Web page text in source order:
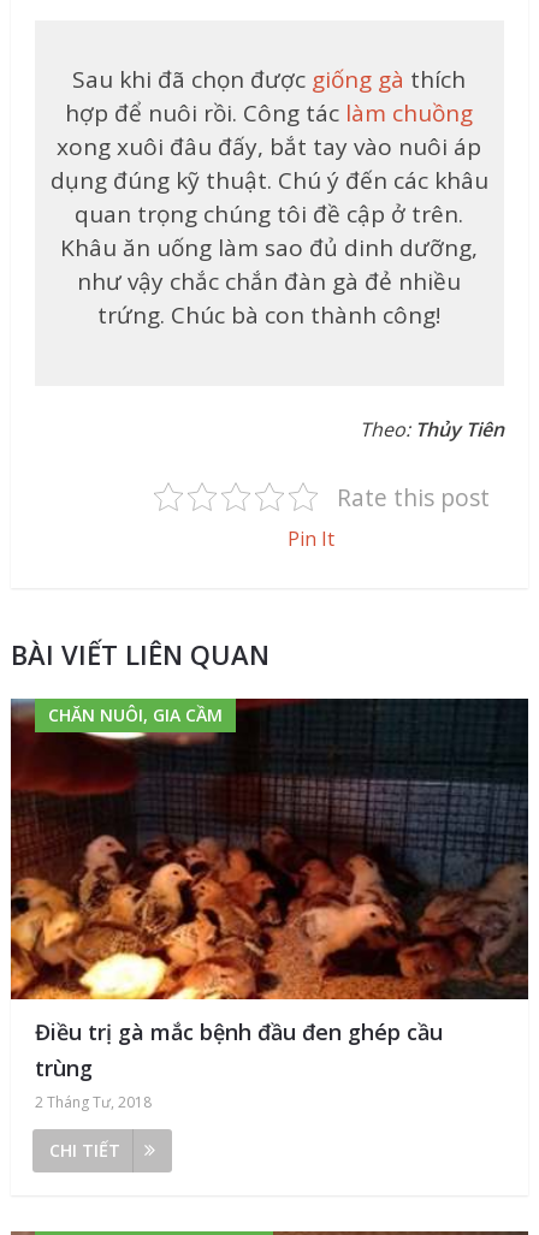
Sau khi đã chọn được giống gà thích
hợp để nuôi rồi. Công tác làm chuồng
xong xuôi đâu đấy, bắt tay vào nuôi áp
dụng đúng kỹ thuật. Chú ý đến các khâu
quan trọng chúng tôi đề cập ở trên.
Khâu ăn uống làm sao đủ dinh dưỡng,
như vậy chắc chắn đàn gà đẻ nhiều
trứng. Chúc bà con thành công!
Theo: Thủy Tiên
Rate this post
Pin It
BÀI VIẾT LIÊN QUAN
CHĂN NUÔI, GIA CẦM
Điều trị gà mắc bệnh đầu đen ghép cầu
trùng
2 Tháng Tư, 2018
CHI TIẾT